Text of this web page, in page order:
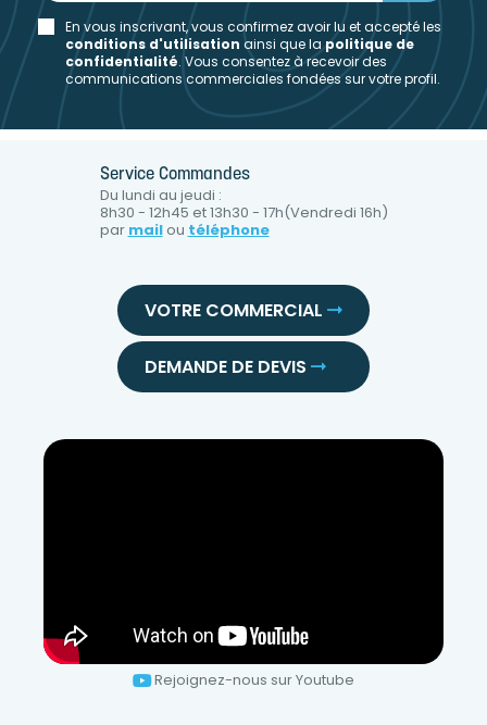
En vous inscrivant, vous confirmez avoir lu et accepté les
conditions d'utilisation ainsi que lapolitique de
confidentialité. Vous consentez à recevoir des
communications commerciales fondées sur votre profil.
Service Commandes
Du lundi au jeudi :
8h30 - 12h45 et 13h30 - 17h(Vendredi 16h)
par mailou téléphone
VOTRE COMMERCIAL
DEMANDE DE DEVIS
Rejoignez-nous sur Youtube